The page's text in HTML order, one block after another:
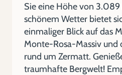
Sie eine Höhe von 3.089
schönem Wetter bietet
einmaliger Blick auf das
Monte-Rosa-Massiv und
rund um Zermatt.
traumhafte Bergwelt!